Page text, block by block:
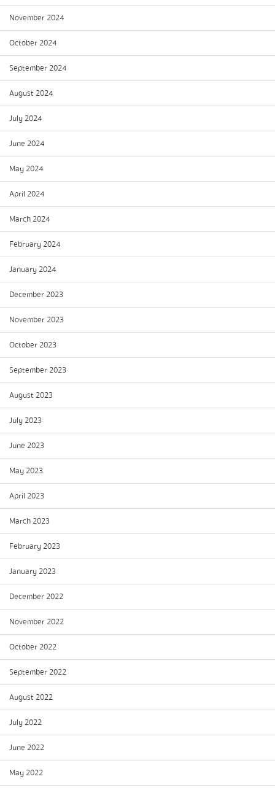
November 2024
October 2024
September 2024
August 2024
July 2024
June 2024
May 2024
April 2024
March 2024
February 2024
January 2024
December 2023
November 2023
October 2023
September 2023
August 2023
July 2023
June 2023
May 2023
April 2023
March 2023
February 2023
January 2023
December 2022
November 2022
October 2022
September 2022
August 2022
July 2022
June 2022
May 2022